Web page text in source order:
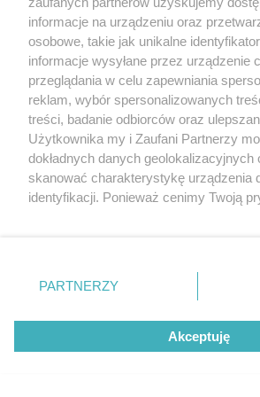
Tarnowskie Góry
Ruda Śląska
Świętochłowice
Tychy
Bytom
Katowice
Gliwice
Zabrze
Zagłębie
Redakcja
Newsletter
Reklama
informacje na urządzeniu oraz
osobowe, takie jak unikalne
informacje wysyłane przez urządzenie
przeglądania w celu zapewniania
reklam, wybór spersonalizowanych
treści, badanie odbiorców oraz
Użytkownika my i Zaufani Partnerzy
dokładnych danych geolokalizacyjnych
skanować charakterystykę urządzenia
identyfikacji. Ponieważ cenimy Twoją
prywatności znajdujący się w lewym
. Niektóre rodzaje przetwarzania
zgody użytkownika, ale masz prawo
takiemu przetwarzaniu. Preferencje będą
zastosowania tylko na tej witrynie.
PARTNERZY
Akceptuję